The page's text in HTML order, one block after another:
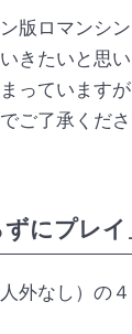
版ロマンシ
きたいと思
っています
ご了承くださ
にプレイ
外なし）の